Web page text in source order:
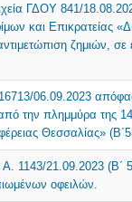
ΓΔΟΥ 841/
και Επικρατείας
ζημιών,
06.09.2023
την πλημμύρα της
Θεσσαλίας»
1143/21.09.2023
οφειλών.